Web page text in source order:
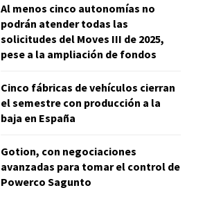
Al menos cinco autonomías no
podrán atender todas las
solicitudes del Moves III de 2025,
pese a la ampliación de fondos
Cinco fábricas de vehículos cierran
el semestre con producción a la
baja en España
Gotion, con negociaciones
avanzadas para tomar el control de
Powerco Sagunto